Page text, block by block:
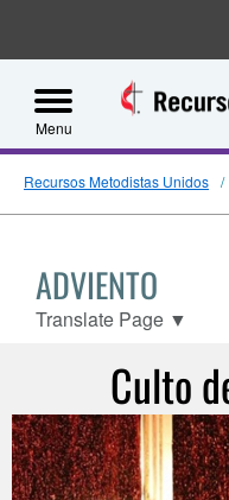
Menu
Recursos Metodistas Unidos
ADVIENTO
Translate Page ▼
Culto